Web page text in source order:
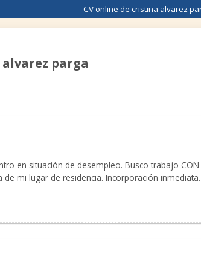
CV online de cristina alvarez
parga
en situación de desempleo. Busco trabajo CON
de mi lugar de residencia. Incorporación